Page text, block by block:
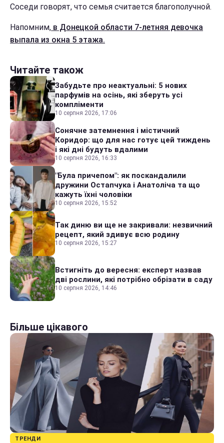
Соседи говорят, что семья считается благополучной.
Напомним, в Донецкой области 7-летняя девочка
выпала из окна 5 этажа.
Читайте також
Забудьте про неактуальні: 5 нових
парфумів на осінь, які зберуть усі
компліменти
10 серпня 2026, 17:06
Сонячне затемнення і містичний
Коридор: що для нас готує цей тиждень
і які дні будуть вдалими
10 серпня 2026, 16:33
"Була причепом": як поскандалили
дружини Остапчука і Анатоліча та що
кажуть їхні чоловіки
10 серпня 2026, 15:52
Так диню ви ще не закривали: незвичний
рецепт, який здивує всю родину
10 серпня 2026, 15:27
Встигніть до вересня: експерт назвав
дві рослини, які потрібно обрізати в саду
10 серпня 2026, 14:46
Більше цікавого
ТРЕНДИ